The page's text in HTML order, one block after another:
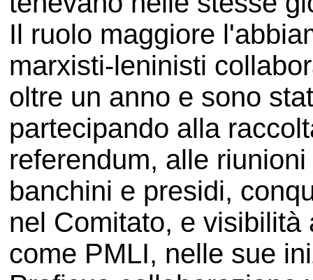
Il ruolo maggiore
marxisti-leninisti
oltre un anno e sono
partecipando alla
referendum, alle
banchini e presidi,
nel Comitato, e
come PMLI, nelle sue